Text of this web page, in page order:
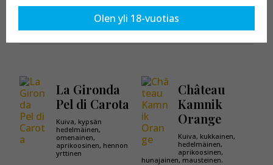
Kaikki tuotteet osastossa:Oranssiviini
La Gironda
Pel di Carota
Kuiva, kypsän
hedelmäinen,
omenainen,
aprikoosinen, hennon
yrttinen
Château
Kamnik
Orange
Kuiva, kukkainen,
hedelmäinen,
aprikoosinen,
hunajainen, mausteinen.
Olen yli 18-vuotias